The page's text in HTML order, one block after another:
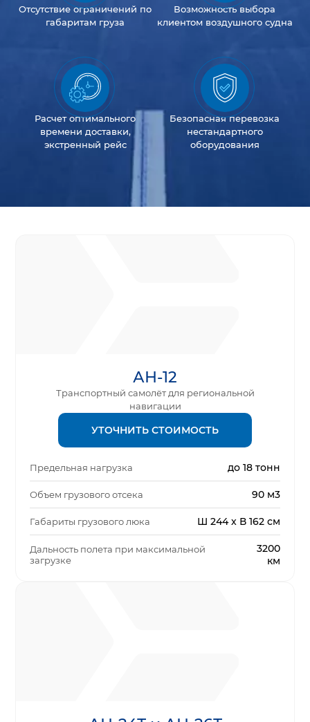
Отсутствиеограничений по
габаритам груза
Возможность выбора
клиентом воздушного судна
Расчет оптимального
времени доставки,
экстренный рейс
Безопасная перевозка
нестандартного
оборудования
АН-12
Транспортный самолёт для региональной
навигации
УТОЧНИТЬ СТОИМОСТЬ
Предельная нагрузка до 18 тонн
Объем грузового отсека 90 м3
Габариты грузового люка Ш 244 x В 162 см
Дальность полета при максимальной
загрузке
3200
км